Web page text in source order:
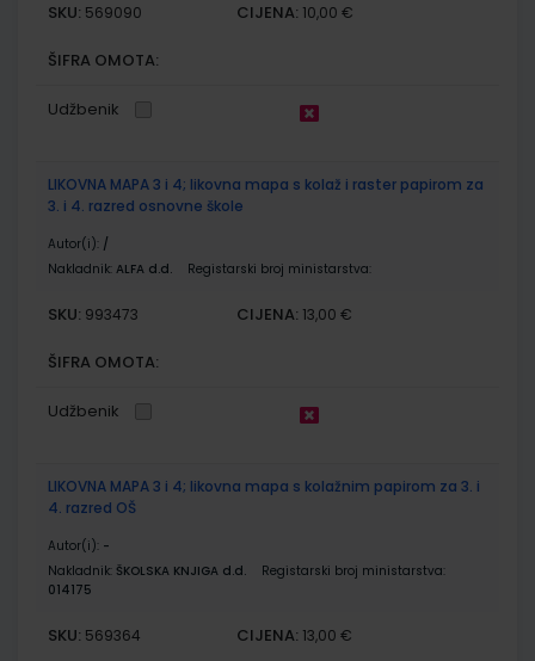
SKU: 569090 CIJENA: 10,00 €
ŠIFRA OMOTA:
Udžbenik
LIKOVNA MAPA 3 i 4; likovna mapa s kolaž i raster papirom za
3. i 4. razred osnovne škole
Autor(i): /
Nakladnik: ALFA d.d. Registarski broj ministarstva:
SKU: 993473 CIJENA: 13,00 €
ŠIFRA OMOTA:
Udžbenik
LIKOVNA MAPA 3 i 4; likovna mapa s kolažnim papirom za 3. i
4. razred OŠ
Autor(i): -
Nakladnik: ŠKOLSKA KNJIGA d.d.
Registarski broj ministarstva:
014175
SKU: 569364 CIJENA: 13,00 €